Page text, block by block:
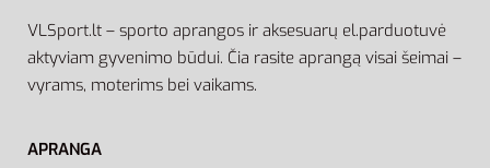
VLSport.lt – sporto aprangos ir aksesuarų el.parduotuvė
aktyviam gyvenimo būdui. Čia rasite aprangą visai šeimai –
vyrams, moterims bei vaikams.
APRANGA